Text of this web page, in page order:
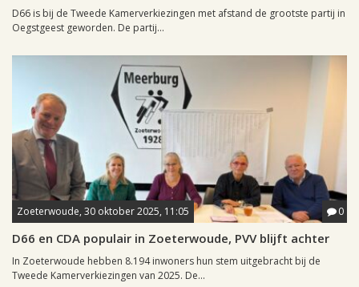
D66 is bij de Tweede Kamerverkiezingen met afstand de grootste partij in
Oegstgeest geworden. De partij...
Zoeterwoude, 30 oktober 2025, 11:05 0
D66 en CDA populair in Zoeterwoude, PVV blijft achter
In Zoeterwoude hebben 8.194 inwoners hun stem uitgebracht bij de
Tweede Kamerverkiezingen van 2025. De...